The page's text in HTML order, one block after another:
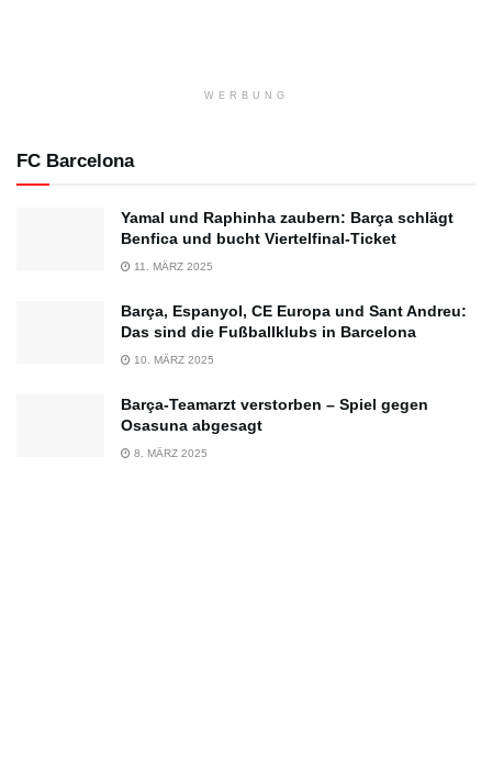
WERBUNG
FC Barcelona
Yamal und Raphinha zaubern: Barça schlägt
Benfica und bucht Viertelfinal-Ticket
11. MÄRZ 2025
Barça, Espanyol, CE Europa und Sant Andreu:
Das sind die Fußballklubs in Barcelona
10. MÄRZ 2025
Barça-Teamarzt verstorben – Spiel gegen
Osasuna abgesagt
8. MÄRZ 2025